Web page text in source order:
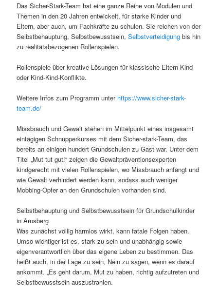
Das Sicher-Stark-Team hat eine ganze Reihe von Modulen und
Themen in den 20 Jahren entwickelt, für starke Kinder und
Eltern, aber auch, um Fachkräfte zu schulen. Sie reichen von der
Selbstbehauptung, Selbstbewusstsein,Selbstverteidigung bis hin
zu realitätsbezogenen Rollenspielen.
Rollenspiele über kreative Lösungen für klassische Eltern-Kind
oder Kind-Kind-Konflikte.
Weitere Infos zum Programm unter https://www.sicher-stark-
team.de/
Missbrauch und Gewalt stehen im Mittelpunkt eines insgesamt
eintägigen Schnupperkurses mit dem Sicher-stark-Team, das
bereits an einigen hundert Grundschulen zu Gast war. Unter dem
Titel „Mut tut gut!“ zeigen die Gewaltpräventionsexperten
kindgerecht mit vielen Rollenspielen, wo Missbrauch anfängt und
wie Gewalt verhindert werden kann, sodass auch weniger
Mobbing-Opfer an den Grundschulen vorhanden sind.
Selbstbehauptung und Selbstbewusstsein für Grundschulkinder
in Arnsberg
Was zunächst völlig harmlos wirkt, kann fatale Folgen haben.
Umso wichtiger ist es, stark zu sein und unabhängig sowie
eigenverantwortlich über das eigene Leben zu bestimmen. Das
heißt auch, in der Lage zu sein, Nein zu sagen, wenn es darauf
ankommt. „Es geht darum, Mut zu haben, richtig aufzutreten und
Selbstbewusstsein auszustrahlen.